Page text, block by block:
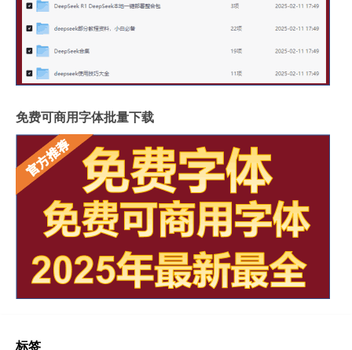
免费可商用字体批量下载
标签